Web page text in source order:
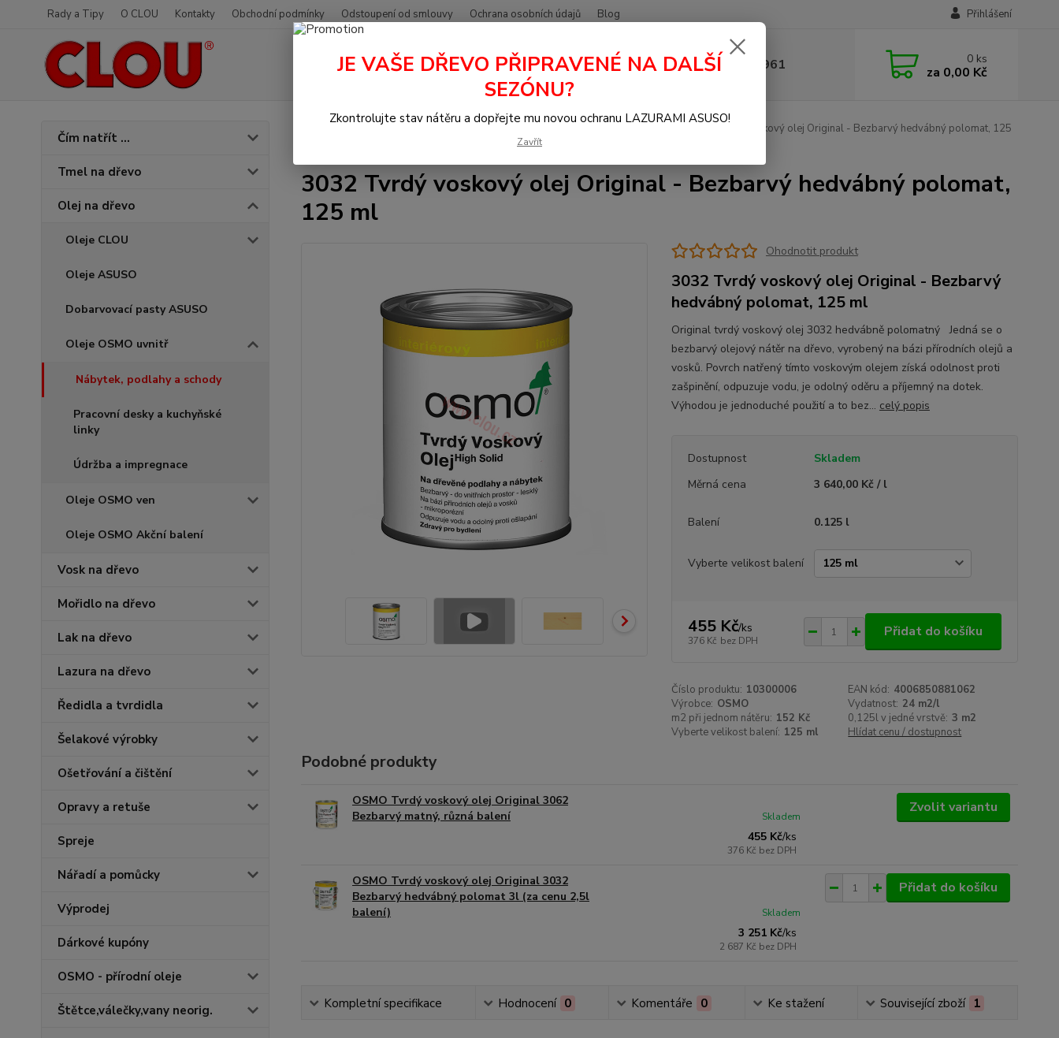
Rady a Tipy O CLOU Kontakty Obchodní podmínky Odstoupení od smlouvy Ochrana osobních údajů Blog Přihlášení
Hledat +420 377 441 961 0 ks
za 0,00 Kč
Čím natřít ...
Tmel na dřevo
Olej na dřevo
Oleje CLOU
Oleje ASUSO
Dobarvovací pasty ASUSO
Oleje OSMO uvnitř
Nábytek, podlahy a schody
Pracovní desky a kuchyňské
linky
Údržba a impregnace
Oleje OSMO ven
Oleje OSMO Akční balení
Vosk na dřevo
Mořidlo na dřevo
Lak na dřevo
Lazura na dřevo
Ředidla a tvrdidla
Šelakové výrobky
Ošetřování a čištění
Opravy a retuše
Spreje
Nářadí a pomůcky
Výprodej
Dárkové kupóny
OSMO - přírodní oleje
Štětce,válečky,vany neorig.
Olej na dřevo Oleje OSMO uvnitř
3032 Tvrdý voskový olej Original - Bezbarvý hedvábný polomat, 125
3032 Tvrdý voskový olej Original - Bezbarvý hedvábný polomat,
125 ml
Ohodnotit produkt
3032 Tvrdý voskový olej Original - Bezbarvý
hedvábný polomat, 125 ml
Original tvrdý voskový olej 3032 hedvábně polomatný Jedná se o
bezbarvý olejový nátěr na dřevo, vyrobený na bázi přírodních olejů a
vosků. Povrch natřený tímto voskovým olejem získá odolnost proti
zašpinění, odpuzuje vodu, je odolný oděru a příjemný na dotek.
Výhodou je jednoduché použití a to bez... celý popis
Dostupnost
Skladem
Měrná cena
3 640,00 Kč / l
Balení 0.125 l
Vyberte velikost balení
455 Kč/ks
376 Kč bez DPH
Přidat do košíku
Číslo produktu: 10300006 EAN kód: 4006850881062
Výrobce: OSMO Vydatnost: 24 m2/l
m2 při jednom nátěru: 152 Kč 0,125l v jedné vrstvě: 3 m2
Vyberte velikost balení: 125 ml Hlídat cenu / dostupnost
Podobné produkty
OSMO Tvrdý voskový olej Original 3062
Bezbarvý matný, různá balení
455 Kč/ks
376 Kč bez DPH
Skladem
Zvolit variantu
OSMO Tvrdý voskový olej Original 3032
Bezbarvý hedvábný polomat 3l (za cenu 2,5l
balení)
3 251 Kč/ks
2 687 Kč bez DPH
Skladem
Přidat do košíku
Kompletní specifikace Hodnocení 0 Komentáře 0 Ke stažení Související zboží 1
JE VAŠE DŘEVO PŘIPRAVENÉ NA DALŠÍ
SEZÓNU?
Zkontrolujte stav nátěru a dopřejte mu novou ochranu LAZURAMI ASUSO!
Zavřít